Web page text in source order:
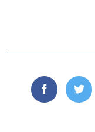
Facebook